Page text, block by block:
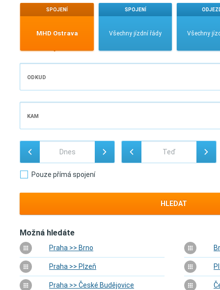
SPOJENÍ
MHD Ostrava
SPOJENÍ
Všechny jízdní řády Všechny
ODKUD
KAM
Pouze přímá spojení
HLEDAT
Možná hledáte
Praha >> Brno
Praha >> Plzeň
Praha >> České Budějovice